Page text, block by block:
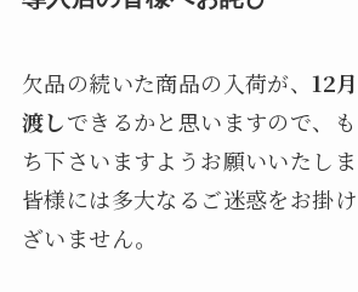
欠品の続いた商品の入荷が、12
渡しできるかと思いますので、
ち下さいますようお願いいたしま
皆様には多大なるご迷惑をお掛
ざいません。